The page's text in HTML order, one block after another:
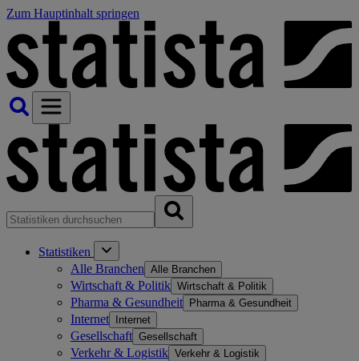
Zum Hauptinhalt springen
Statistiken
Alle Branchen Alle Branchen
Wirtschaft & Politik Wirtschaft & Politik
Pharma & Gesundheit Pharma & Gesundheit
Internet Internet
Gesellschaft Gesellschaft
Verkehr & Logistik Verkehr & Logistik